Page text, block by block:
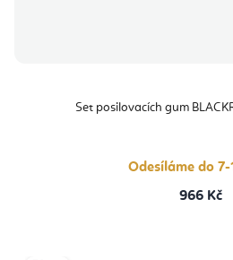
Set posilovacích gum
Odesíláme do
966 Kč